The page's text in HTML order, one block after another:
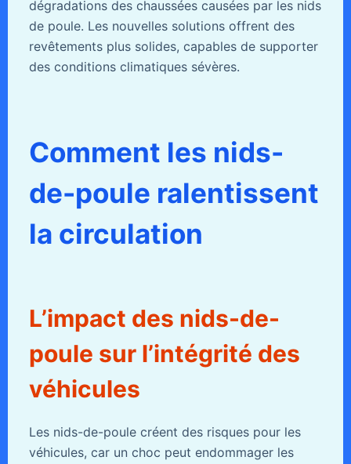
dégradations des chaussées causées par les nids
de poule. Les nouvelles solutions offrent des
revêtements plus solides, capables de supporter
des conditions climatiques sévères.
Comment les nids-
de-poule ralentissent
la circulation
L’impact des nids-de-
poule sur l’intégrité des
véhicules
Les nids-de-poule créent des risques pour les
véhicules, car un choc peut endommager les